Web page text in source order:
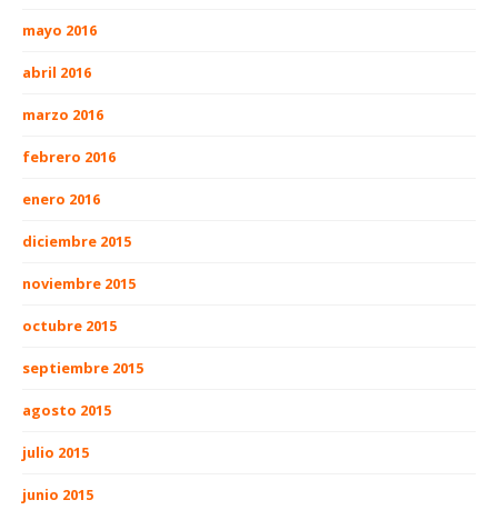
mayo 2016
abril 2016
marzo 2016
febrero 2016
enero 2016
diciembre 2015
noviembre 2015
octubre 2015
septiembre 2015
agosto 2015
julio 2015
junio 2015